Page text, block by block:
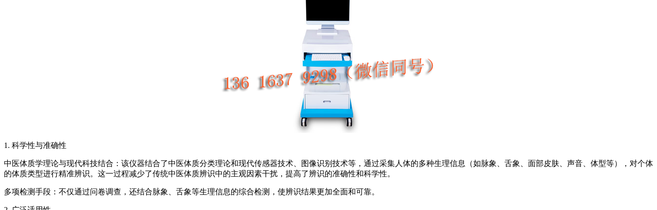
1. 科学性与准确性
中医体质学理论与现代科技结合：该仪器结合了中医体质分类理论和现代传感器技术、图像识别技术等，通过采集人体的多种生理信息（如脉象、舌象、面部皮肤、声音、体型等），对个体
的体质类型进行精准辨识。这一过程减少了传统中医体质辨识中的主观因素干扰，提高了辨识的准确性和科学性。
多项检测手段：不仅通过问卷调查，还结合脉象、舌象等生理信息的综合检测，使辨识结果更加全面和可靠。